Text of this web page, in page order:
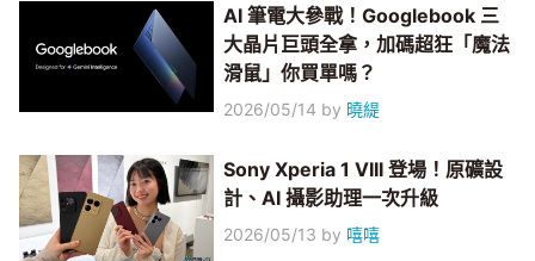
AI 筆電大參戰！Googlebook 三
大晶片巨頭全拿，加碼超狂「魔法
滑鼠」你買單嗎？
2026/05/14 by 曉緹
Sony Xperia 1 VIII 登場！原礦設
計、AI 攝影助理一次升級
2026/05/13 by 嘻嘻